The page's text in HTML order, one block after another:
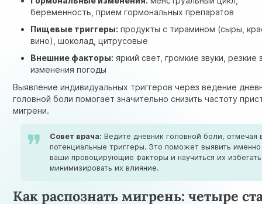
беременность, прием гормональных препаратов
Пищевые триггеры: продукты с тирамином (сыры,
вино), шоколад, цитрусовые
Внешние факторы: яркий свет, громкие звуки, резкие
изменения погоды
Выявление индивидуальных триггеров через ведение
головной боли помогает значительно снизить частоту
мигрени.
Совет врача: Ведите дневник головной боли, отмечая
потенциальные триггеры. Это поможет выявить именно
ваши провоцирующие факторы и научиться их
минимизировать их влияние.
Как распознать мигрень: четыре